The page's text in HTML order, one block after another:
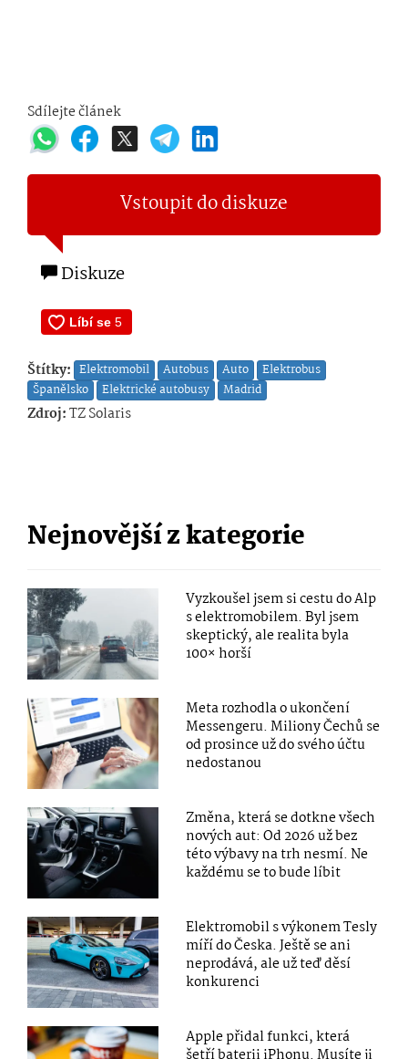
Sdílejte článek
Vstoupit do diskuze
Diskuze
Štítky: Elektromobil Autobus Auto
Elektrobus
Španělsko
Elektrické autobusy Madrid
Zdroj:TZ Solaris
Nejnovější z kategorie
Vyzkoušel jsem si cestu do Alp
s elektromobilem. Byl jsem
skeptický, ale realita byla
100× horší
Meta rozhodla o ukončení
Messengeru. Miliony Čechů se
od prosince už do svého účtu
nedostanou
Změna, která se dotkne všech
nových aut: Od 2026 už bez
této výbavy na trh nesmí. Ne
každému se to bude líbit
Elektromobil s výkonem Tesly
míří do Česka. Ještě se ani
neprodává, ale už teď děsí
konkurenci
Apple přidal funkci, která